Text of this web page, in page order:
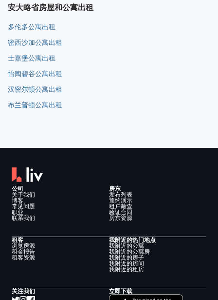
安大略省房屋和公寓出租
多伦多公寓出租
密西沙加公寓出租
士嘉堡公寓出租
怡陶碧谷公寓出租
汉密尔顿公寓出租
布兰普顿公寓出租
公司
关于我们
博客
常见问题
职业
联系我们
房东
发布列表
预约演示
租户筛查
验证合同
房东资源
租客
浏览房源
租金报告
租客资源
我附近的热门地点
我附近的公寓
我附近的公寓房
我附近的房子
我附近的房间
我附近的租房
关注我们 立即下载